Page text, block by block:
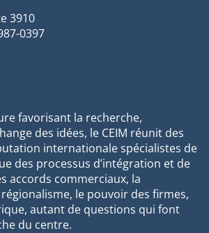
3910
0397
favorisant la recherche,
des idées, le CEIM réunit des
internationale spécialistes de
des processus d’intégration et de
accords commerciaux, la
le pouvoir des firmes,
autant de questions qui font
du centre.